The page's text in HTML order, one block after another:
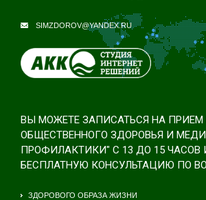
SIMZDOROV@YANDEX.RU
ВЫ МОЖЕТЕ ЗАПИСАТЬСЯ НА ПРИЕМ
ОБЩЕСТВЕННОГО ЗДОРОВЬЯ И
ПРОФИЛАКТИКИ" С 13 ДО 15 ЧАСОВ
БЕСПЛАТНУЮ КОНСУЛЬТАЦИЮ ПО
ЗДОРОВОГО ОБРАЗА ЖИЗНИ